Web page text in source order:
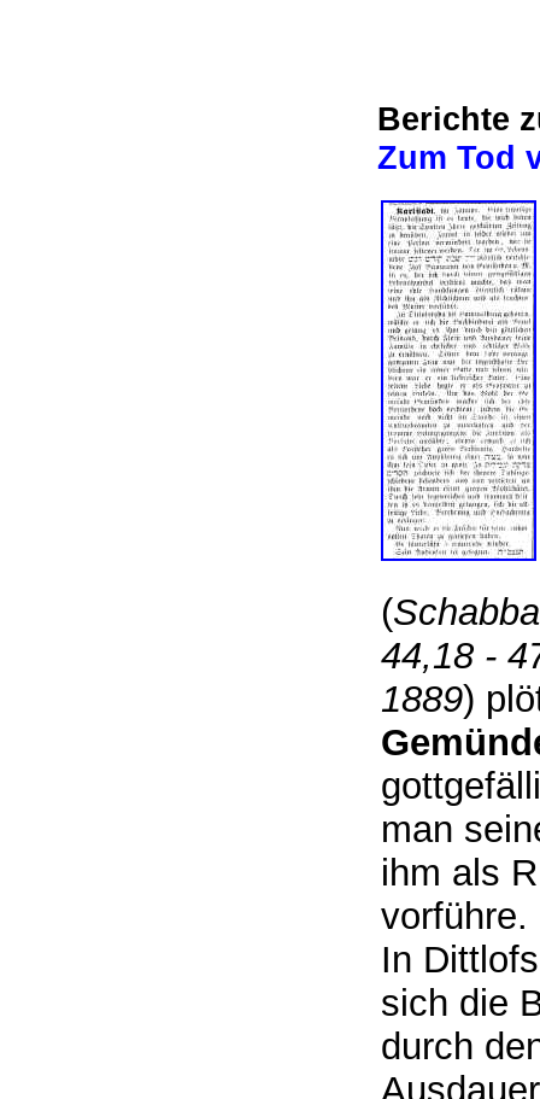
Berichte
Zum Tod
(
44,18 -
1889)
man
ihm als
vorführe.
In
sich die
durch